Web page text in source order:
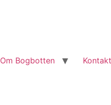
Om Bogbotten Kontakt